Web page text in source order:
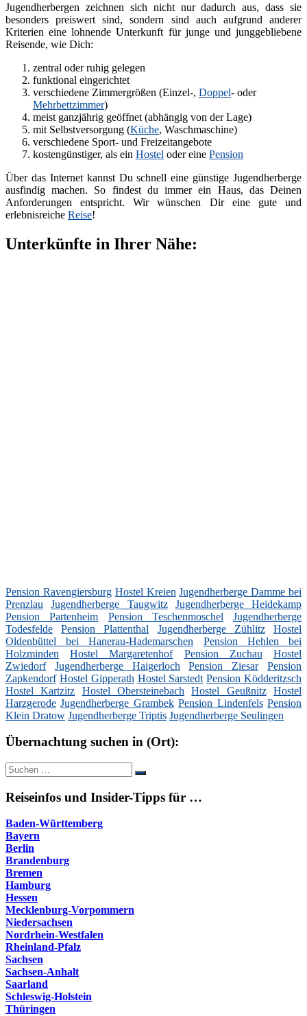
Jugendherbergen zeichnen sich nicht nur dadurch aus, dass sie
besonders preiswert sind, sondern sind auch aufgrund anderer
Kriterien eine lohnende Unterkunft für junge und junggebliebene
Reisende, wie Dich:
zentral oder ruhig gelegen
funktional eingerichtet
verschiedene Zimmergrößen (Einzel-, Doppel- oder
Mehrbettzimmer)
meist ganzjährig geöffnet (abhängig von der Lage)
mit Selbstversorgung (Küche, Waschmaschine)
verschiedene Sport- und Freizeitangebote
kostengünstiger, als ein Hostel oder eine Pension
Über das Internet kannst Du schnell eine günstige Jugendherberge
ausfindig machen. So findest du immer ein Haus, das Deinen
Anforderungen entspricht. Wir wünschen Dir eine gute und
erlebnisreiche Reise!
Unterkünfte in Ihrer Nähe:
Pension Ravengiersburg Hostel Kreien Jugendherberge Damme bei
Prenzlau
Jugendherberge Taugwitz
Jugendherberge Heidekamp
Pension Partenheim
Pension Teschenmoschel
Jugendherberge
Todesfelde
Pension Plattenthal Jugendherberge Zühlitz
Hostel
Oldenbüttel bei Hanerau-Hademarschen
Pension Hehlen bei
Holzminden
Hostel Margaretenhof Pension Zuchau
Hostel
Zwiedorf
Jugendherberge Haigerloch Pension Ziesar
Pension
Zapkendorf Hostel Gipperath Hostel Sarstedt Pension Ködderitzsch
Hostel Kartzitz
Hostel Obersteinebach Hostel Geußnitz
Hostel
Harzgerode Jugendherberge Grambek Pension Lindenfels Pension
Klein Dratow Jugendherberge Triptis Jugendherberge Seulingen
Übernachtung suchen in (Ort):
Suche
nach:
Suchen
Reiseinfos und Insider-Tipps für …
Baden-Württemberg
Bayern
Berlin
Brandenburg
Bremen
Hamburg
Hessen
Mecklenburg-Vorpommern
Niedersachsen
Nordrhein-Westfalen
Rheinland-Pfalz
Sachsen
Sachsen-Anhalt
Saarland
Schleswig-Holstein
Thüringen